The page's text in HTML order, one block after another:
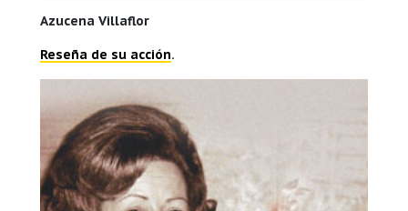
Azucena Villaflor
Reseña de su acción.